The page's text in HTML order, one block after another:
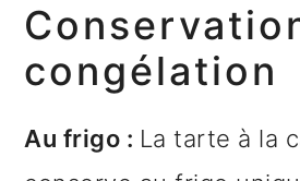
congélation
Au frigo : La tarte à la